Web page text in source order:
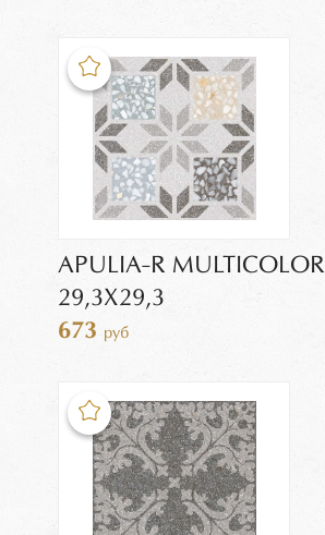
APULIA-R MULTICOLOR
29,3X29,3
673 руб